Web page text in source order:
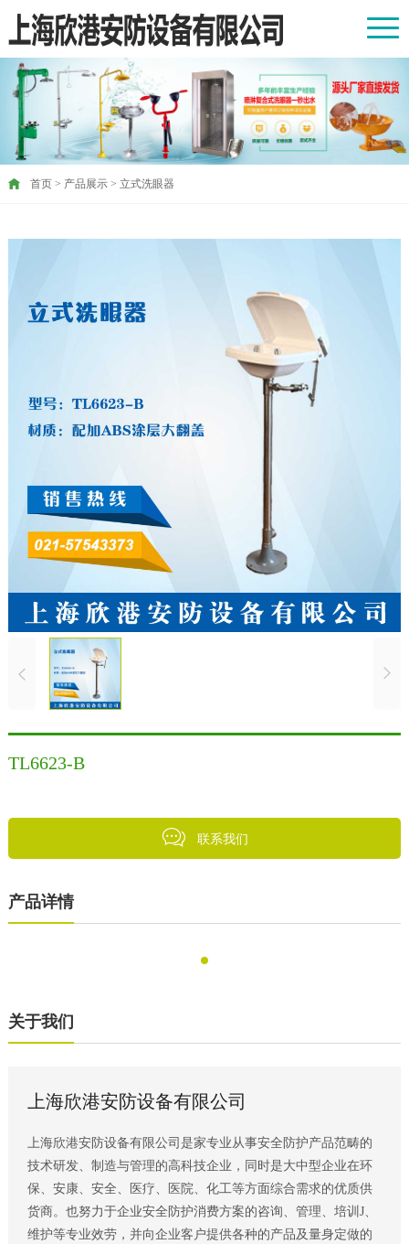
首页> 产品展示> 立式洗眼器
TL6623-B
联系我们
产品详情
关于我们
上海欣港安防设备有限公司
上海欣港安防设备有限公司是家专业从事安全防护产品范畴的
技术研发、制造与管理的高科技企业，同时是大中型企业在环
保、安康、安全、医疗、医院、化工等方面综合需求的优质供
货商。也努力于企业安全防护消费方案的咨询、管理、培训J、
维护等专业效劳，并向企业客户提供各种的产品及量身定做的